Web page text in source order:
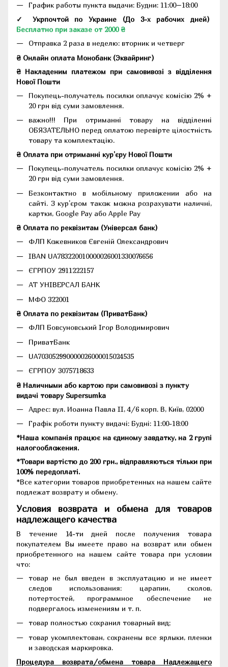
График работы пункта выдачи: Будни: 11:00–18:00
✓ Укрпочтой по Украине (До 3-х рабочих дней)
Бесплатно при заказе от 2000 ₴
Отправка 2 раза в неделю: вторник и четверг
₴ Онлайн оплата Монобанк (Эквайринг)
₴ Накладеним платежом при самовивозі з відділення
Нової Пошти
Покупець-получатель посилки оплачує комісію 2% +
20 грн від суми замовлення.
важно!!! При отриманні товару на відділенні
ОБЯЗАТЕЛЬНО перед оплатою перевірте цілостність
товару та комплектацію.
₴ Оплата при отриманні кур'єру Нової Пошти
Покупець-получатель посилки оплачує комісію 2% +
20 грн від суми замовлення.
Безконтактно в мобільному приложении або на
сайті. З кур'єром також можна розрахувати наличні,
картки, Google Pay або Apple Pay
₴ Оплата по реквізитам (Універсал банк)
ФЛП Кожевников Євгеній Олександрович
IBAN UA783220010000026001330076656
ЄГРПОУ 2911222157
АТ УНІВЕРСАЛ БАНК
МФО 322001
₴ Оплата по реквізитам (ПриватБанк)
ФЛП Бовсуновський Ігор Володимирович
ПриватБанк
UA703052990000026000015024535
ЄГРПОУ 3075718633
₴ Наличными або картою при самовивозі з пункту
видачі товару Supersumka
Адрес: вул. Иоанна Павла II, 4/6 корп. В, Київ, 02000
Графік роботи пункту видачі: Будні: 11:00-18:00
*Наша компанія працює на єдиному завдатку, на 2 групі
налогообложения.
*Товари вартістю до 200 грн., відправляються тільки при
100% передоплаті.
*Все категории товаров приобретенных на нашем сайте
подлежат возврату и обмену.
Условия возврата и обмена для товаров
надлежащего качества
В течение 14-ти дней после получения товара
покупателем Вы имеете право на возврат или обмен
приобретенного на нашем сайте товара при условии
что:
товар не был введен в эксплуатацию и не имеет
следов использования: царапин, сколов,
потертостей, программное обеспечение не
подвергалось изменениям и т. п.
товар полностью сохранил товарный вид;
товар укомплектован, сохранены все ярлыки, пленки
и заводская маркировка.
Процедура возврата/обмена товара Надлежащего